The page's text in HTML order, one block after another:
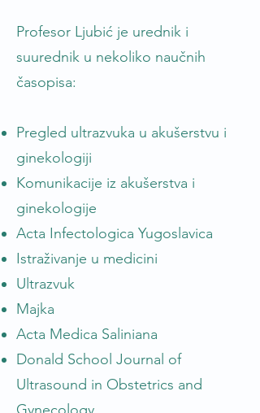
Profesor Ljubić je urednik i
suurednik u nekoliko naučnih
časopisa:
Pregled ultrazvuka u akušerstvu i
ginekologiji
Komunikacije iz akušerstva i
ginekologije
Acta Infectologica Yugoslavica
Istraživanje u medicini
Ultrazvuk
Majka
Acta Medica Saliniana
Donald School Journal of
Ultrasound in Obstetrics and